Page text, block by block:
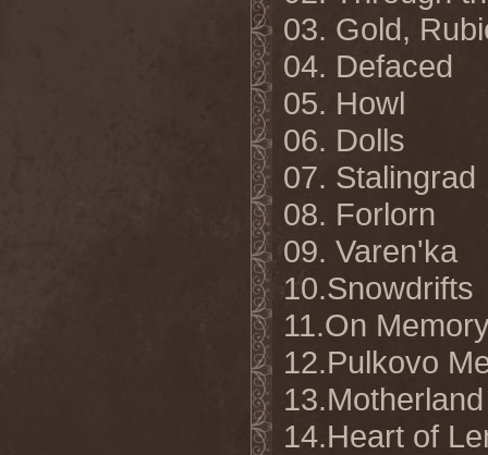
03. Gold,
04. Defaced
05. Howl
06. Dolls
07. Stalingrad
08. Forlorn
09. Varen'ka
10.Snowdrifts
11.On
12.Pulkovo
13.Motherland
14.Heart of